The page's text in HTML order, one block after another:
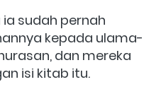
sudah pernah
kepada ulama-
dan mereka
isi kitab itu.